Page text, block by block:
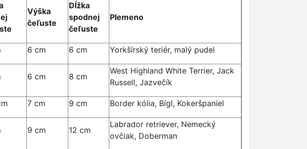
Výška
čeľuste
Dĺžka
spodnej
čeľuste
Plemeno
6 cm 6 cm Yorkšírský teriér, malý pudel
6 cm 8 cm
West Highland White Terrier, Jack
Russell, Jazvečík
7 cm 9 cm Border kólia, Bígl, Kokeršpaniel
9 cm 12 cm
Labrador retriever, Nemecký
ovčiak, Doberman